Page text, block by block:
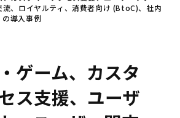
流、ロイヤルティ、消費者向け (BtoC)、社内
導入事例
ゲーム、カスタ
ス支援、ユーザ